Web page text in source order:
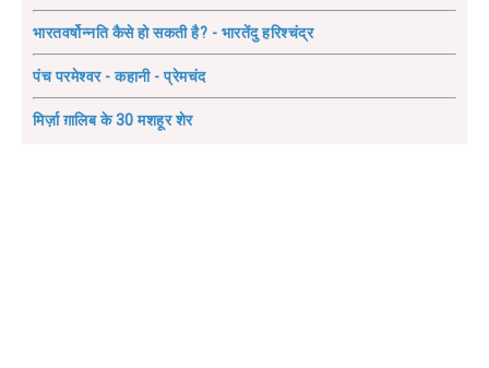
भारतवर्षोन्नति कैसे हो सकती है? - भारतेंदु हरिश्चंद्र
पंच परमेश्वर - कहानी - प्रेमचंद
मिर्ज़ा ग़ालिब के 30 मशहूर शेर